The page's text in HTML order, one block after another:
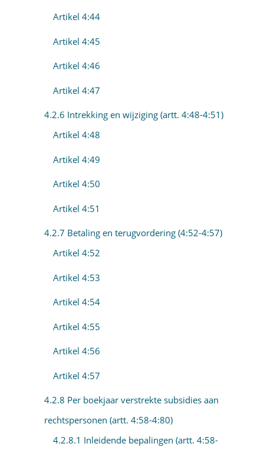
Artikel 4:44
Artikel 4:45
Artikel 4:46
Artikel 4:47
4.2.6 Intrekking en wijziging (artt. 4:48-4:51)
Artikel 4:48
Artikel 4:49
Artikel 4:50
Artikel 4:51
4.2.7 Betaling en terugvordering (4:52-4:57)
Artikel 4:52
Artikel 4:53
Artikel 4:54
Artikel 4:55
Artikel 4:56
Artikel 4:57
4.2.8 Per boekjaar verstrekte subsidies aan
rechtspersonen (artt. 4:58-4:80)
4.2.8.1 Inleidende bepalingen (artt. 4:58-